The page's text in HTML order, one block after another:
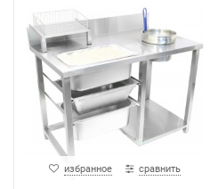
избранное сравнить